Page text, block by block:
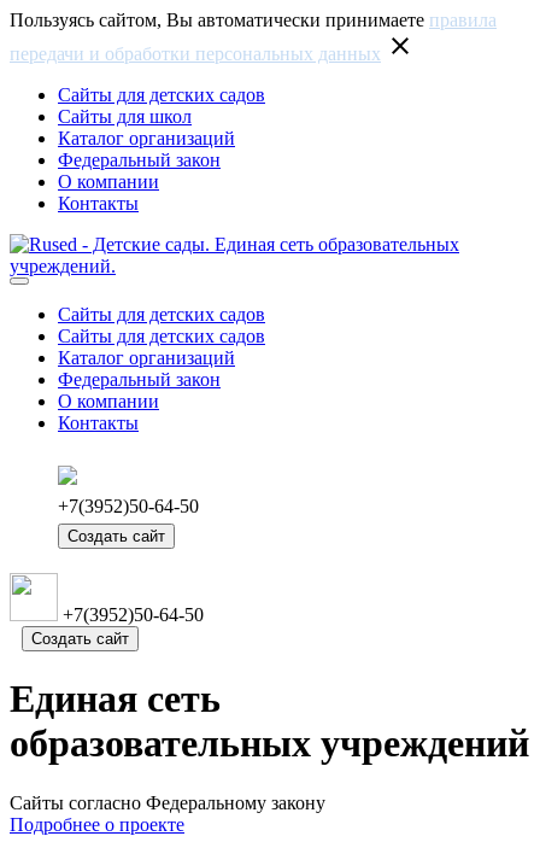
Пользуясь сайтом, Вы автоматически принимаете правила
передачи и обработки персональных данных close
Сайты для детских садов
Сайты для школ
Каталог организаций
Федеральный закон
О компании
Контакты
Сайты для детских садов
Сайты для детских садов
Каталог организаций
Федеральный закон
О компании
Контакты
+7(3952)50-64-50
Создать сайт
+7(3952)50-64-50
Создать сайт
Единая сеть
образовательных учреждений
Сайты согласно Федеральному закону
Подробнее о проекте